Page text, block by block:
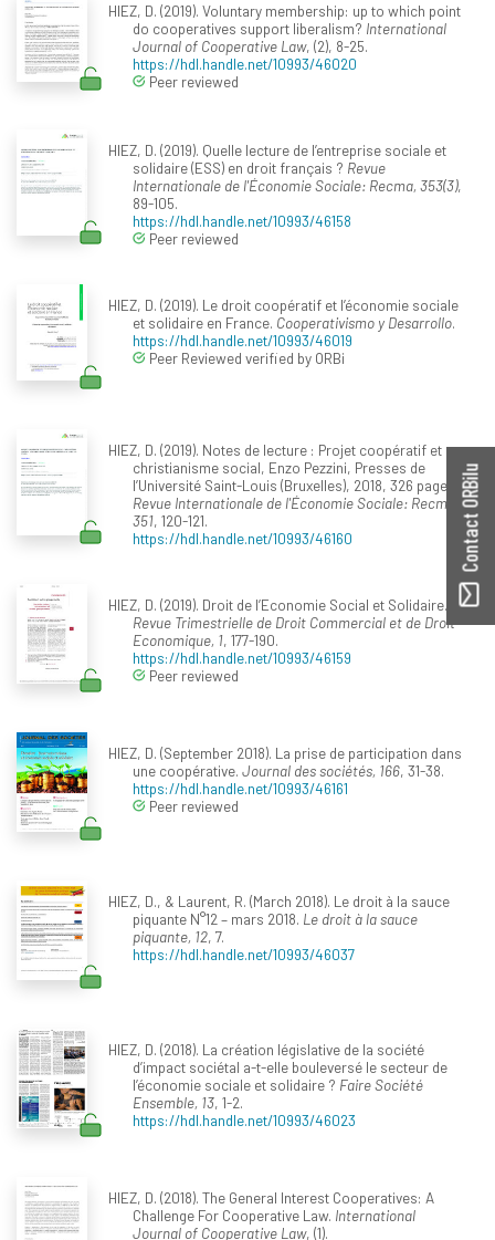
HIEZ, D. (2019). Voluntary membership: up to which point
do cooperatives support liberalism? International
Journal of Cooperative Law, (2), 8-25.
https://hdl.handle.net/10993/46020
Peer reviewed
HIEZ, D. (2019). Quelle lecture de l’entreprise sociale et
solidaire (ESS) en droit français ? Revue
Internationale de l'Économie Sociale: Recma, 353(3),
89-105.
https://hdl.handle.net/10993/46158
Peer reviewed
HIEZ, D. (2019). Le droit coopératif et l’économie sociale
et solidaire en France. Cooperativismo y Desarrollo.
https://hdl.handle.net/10993/46019
Peer Reviewed verified by ORBi
HIEZ, D. (2019). Notes de lecture : Projet coopératif et
christianisme social, Enzo Pezzini, Presses de
l’Université Saint-Louis (Bruxelles), 2018, 326 pages.
Revue Internationale de l'Économie Sociale: Recma,
351, 120-121.
https://hdl.handle.net/10993/46160
HIEZ, D. (2019). Droit de l’Economie Social et Solidaire.
Revue Trimestrielle de Droit Commercial et de Droit
Economique, 1, 177-190.
https://hdl.handle.net/10993/46159
Peer reviewed
HIEZ, D. (September 2018). La prise de participation dans
une coopérative. Journal des sociétés, 166, 31-38.
https://hdl.handle.net/10993/46161
Peer reviewed
HIEZ, D., & Laurent, R. (March 2018). Le droit à la sauce
piquante N°12 – mars 2018. Le droit à la sauce
piquante, 12, 7.
https://hdl.handle.net/10993/46037
HIEZ, D. (2018). La création législative de la société
d’impact sociétal a-t-elle bouleversé le secteur de
l’économie sociale et solidaire ? Faire Société
Ensemble, 13, 1-2.
https://hdl.handle.net/10993/46023
HIEZ, D. (2018). The General Interest Cooperatives: A
Challenge For Cooperative Law. International
Journal of Cooperative Law, (1).
Contact ORBilu